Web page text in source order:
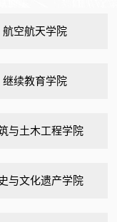
航空航天学院
继续教育学院
与土木工程学院
与文化遗产学院